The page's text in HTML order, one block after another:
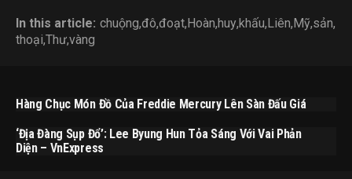
In this article: chuộng,đô,đoạt, Hoàn,huy,khấu, Liên, Mỹ,sản,
thoại,Thư,vàng
Hàng Chục Món Đồ Của Freddie Mercury Lên Sàn Đấu Giá
‘Địa Đàng Sụp Đổ’: Lee Byung Hun Tỏa Sáng Với Vai Phản
Diện – VnExpress